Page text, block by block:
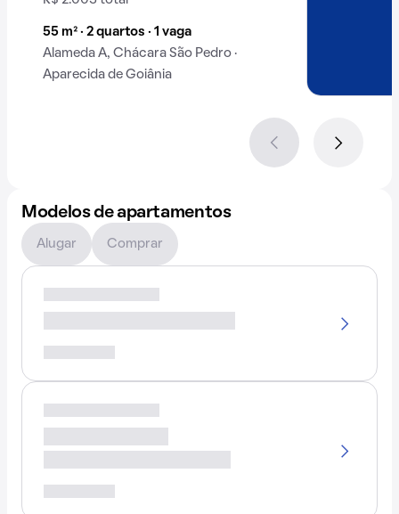
55 m² · 2 quartos · 1 vaga
Alameda A, Chácara São Pedro ·
Aparecida de Goiânia
Modelos de apartamentos
Alugar Comprar